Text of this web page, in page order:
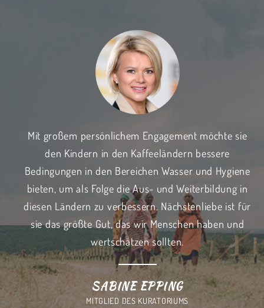
Mit großem persönlichem Engagement möchte sie
den Kindern in den Kaffeeländern bessere
Bedingungen in den Bereichen Wasser und Hygiene
bieten, um als Folge die Aus- und Weiterbildung in
diesen Ländern zu verbessern. Nächstenliebe ist für
sie das größte Gut, das wir Menschen haben und
wertschätzen sollten.
SABINE EPPING
MITGLIED DES KURATORIUMS